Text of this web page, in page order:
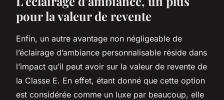
pour la valeur de revente
Enfin, un autre avantage non négligeable de
l’éclairage d’ambiance personnalisable réside dans
l’impact qu’il peut avoir sur la valeur de revente de
la Classe E. En effet, étant donné que cette option
est considérée comme un luxe par beaucoup, elle